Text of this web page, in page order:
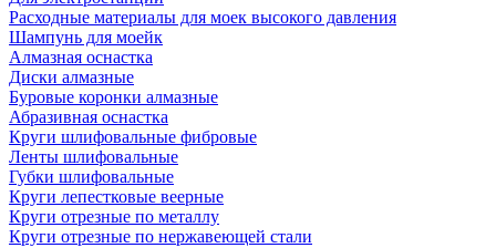
Расходные материалы для моек высокого давления
Шампунь для моейк
Алмазная оснастка
Диски алмазные
Буровые коронки алмазные
Абразивная оснастка
Круги шлифовальные фибровые
Ленты шлифовальные
Губки шлифовальные
Круги лепестковые веерные
Круги отрезные по металлу
Круги отрезные по нержавеющей стали